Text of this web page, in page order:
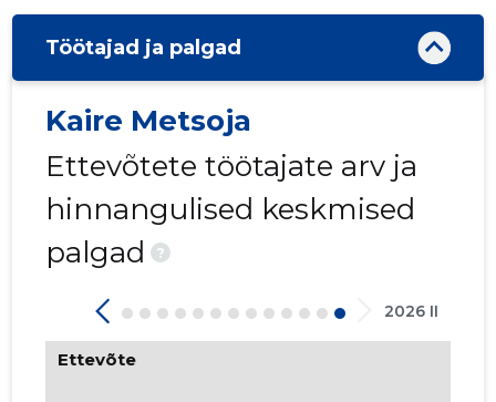
Töötajad ja palgad
Kaire Metsoja
Ettevõtete töötajate arv ja
hinnangulised keskmised
palgad
?
2026 II
Ettevõte